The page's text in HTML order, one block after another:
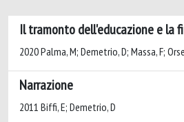
Il tramonto dell'educazione e la
2020 Palma, M; Demetrio, D; Massa, F;
Narrazione
2011 Biffi, E; Demetrio, D